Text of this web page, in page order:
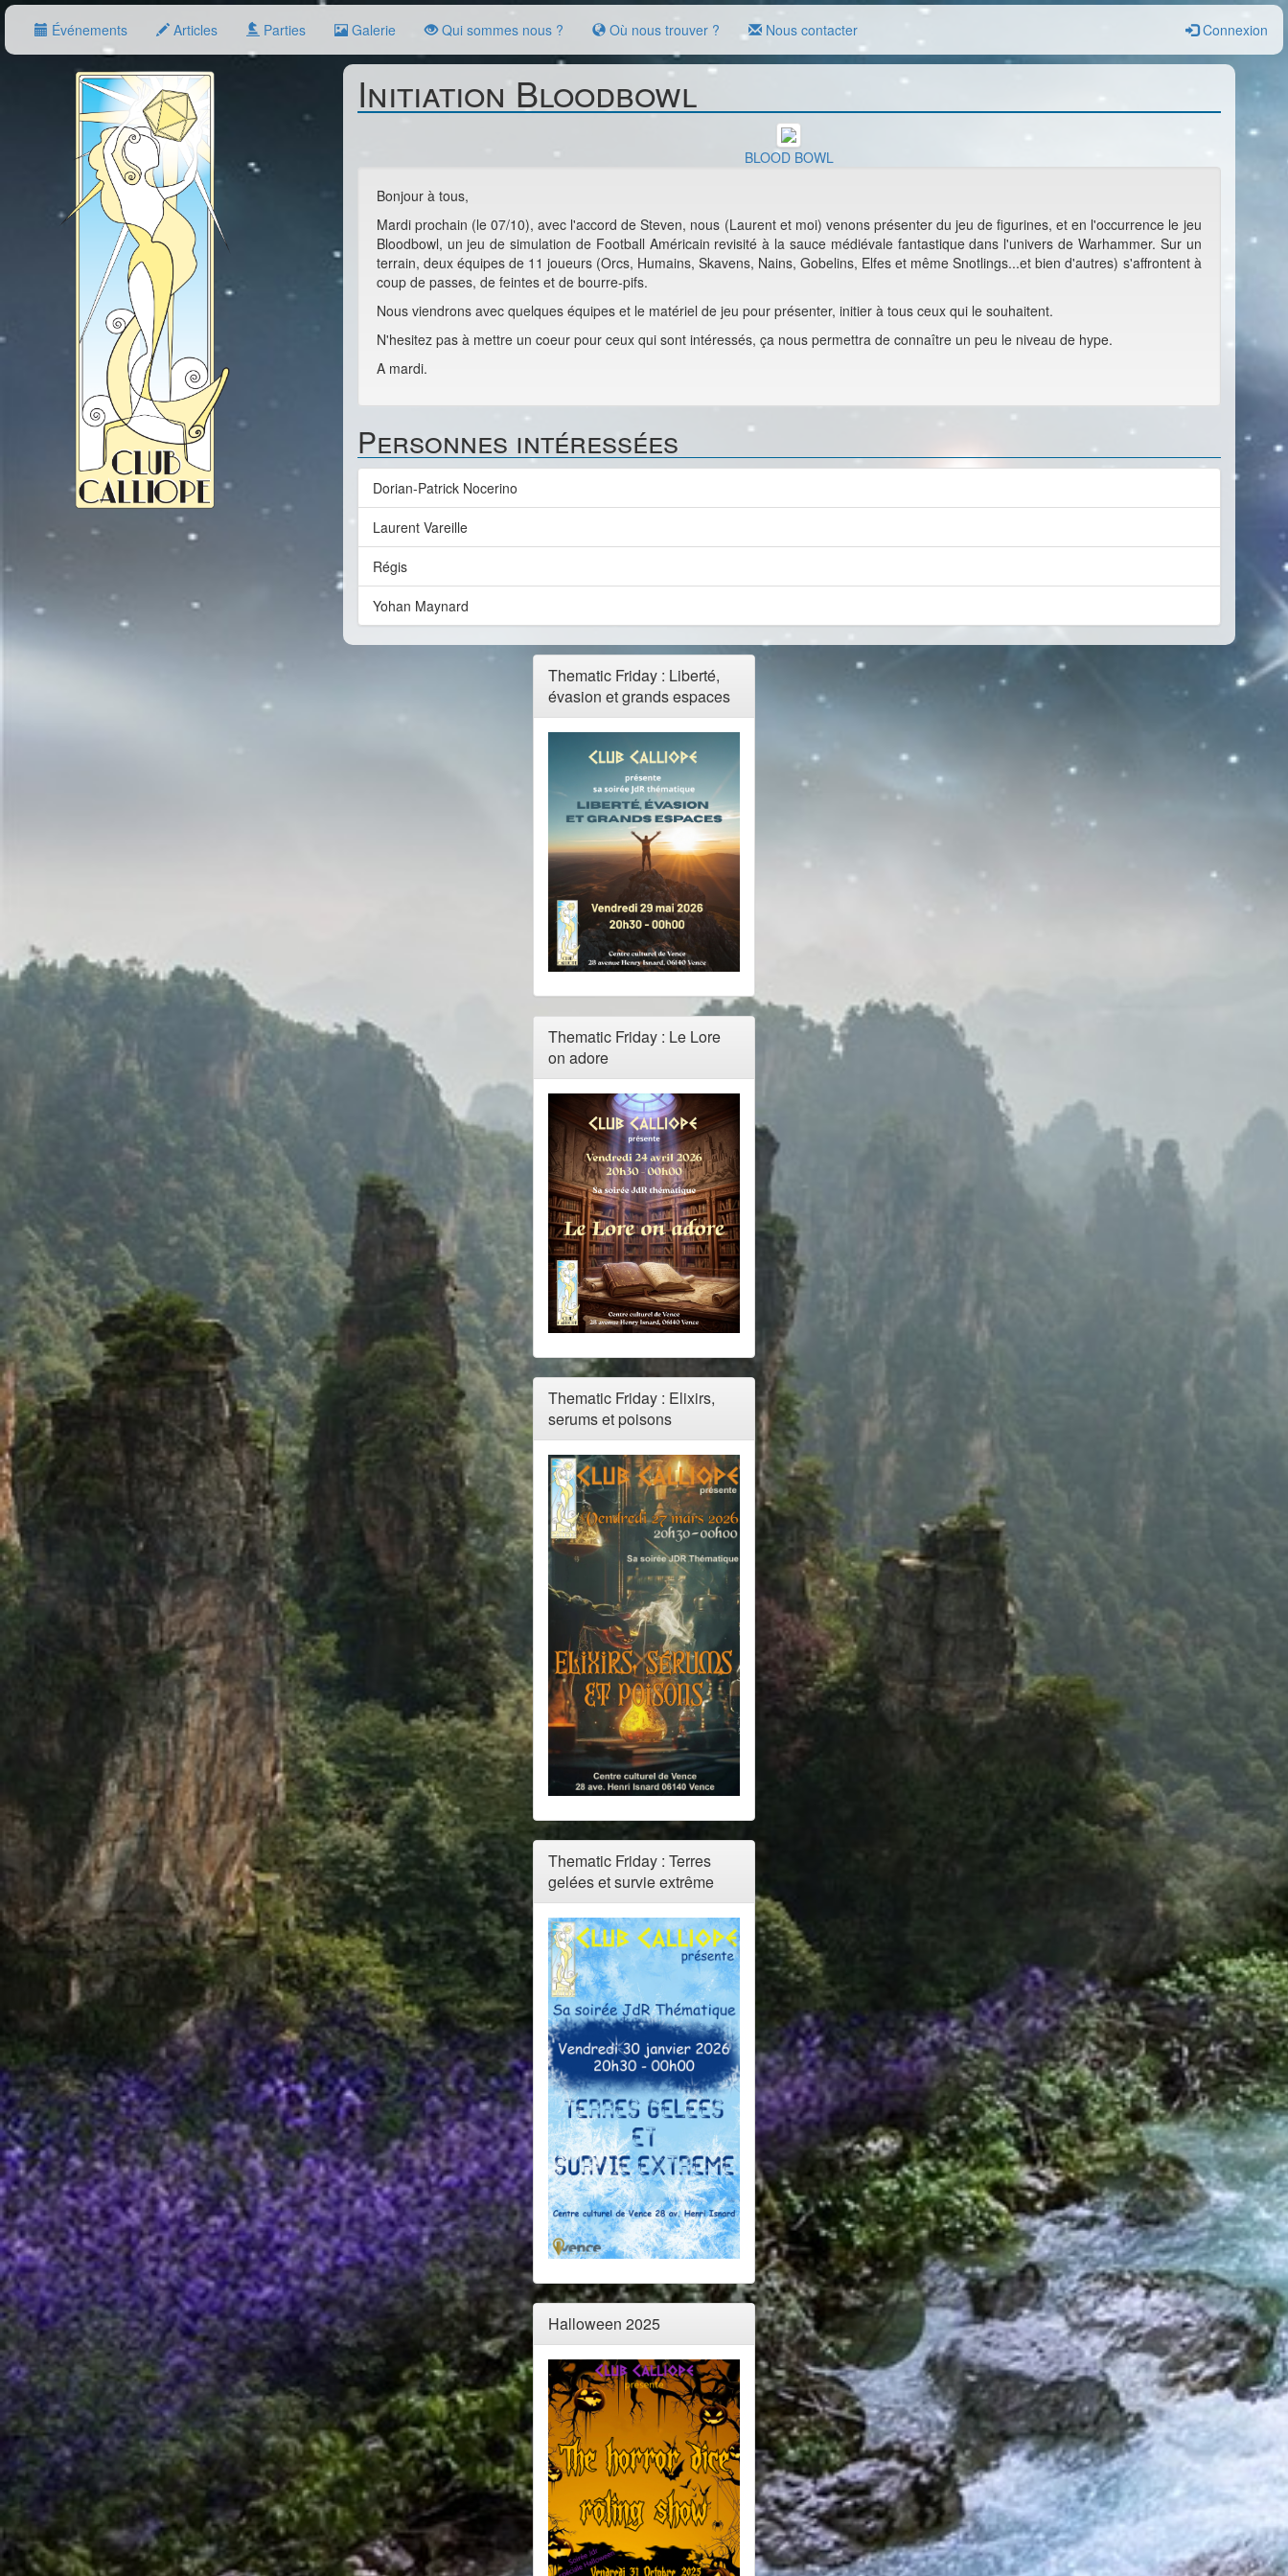
Événements Articles Parties Galerie Qui sommes nous ? Où nous trouver ? Nous contacter Connexion
Initiation Bloodbowl
BLOOD BOWL
Bonjour à tous,
Mardi prochain (le 07/10), avec l'accord de Steven, nous (Laurent et moi) venons présenter du jeu de figurines, et en l'occurrence le jeu
Bloodbowl, un jeu de simulation de Football Américain revisité à la sauce médiévale fantastique dans l'univers de Warhammer. Sur un
terrain, deux équipes de 11 joueurs (Orcs, Humains, Skavens, Nains, Gobelins, Elfes et même Snotlings...et bien d'autres) s'affrontent à
coup de passes, de feintes et de bourre-pifs.
Nous viendrons avec quelques équipes et le matériel de jeu pour présenter, initier à tous ceux qui le souhaitent.
N'hesitez pas à mettre un coeur pour ceux qui sont intéressés, ça nous permettra de connaître un peu le niveau de hype.
A mardi.
Personnes intéressées
Dorian-Patrick Nocerino
Laurent Vareille
Régis
Yohan Maynard
Thematic Friday : Liberté,
évasion et grands espaces
Thematic Friday : Le Lore
on adore
Thematic Friday : Elixirs,
serums et poisons
Thematic Friday : Terres
gelées et survie extrême
Halloween 2025